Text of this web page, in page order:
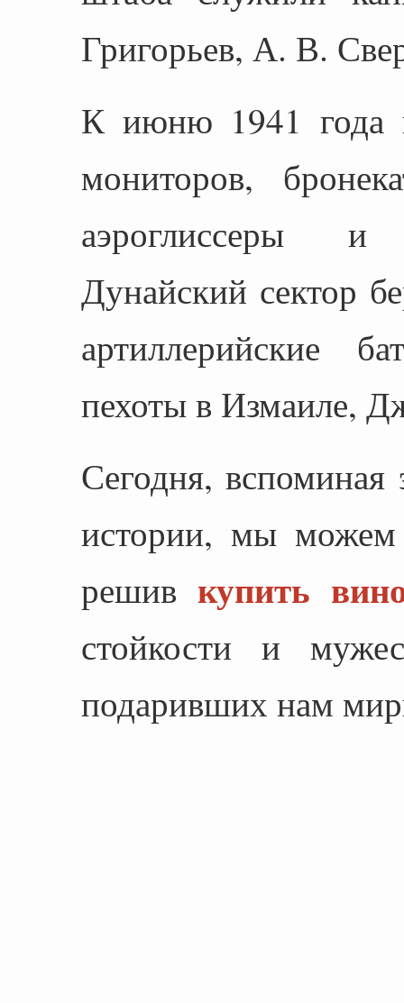
Григорьев, А. В.
К июню 1941 года
мониторов,
аэроглиссеры и
Дунайский сектор
артиллерийские
пехоты в Измаиле,
Сегодня, вспоминая
истории, мы можем
решив купить
стойкости и
подаривших нам